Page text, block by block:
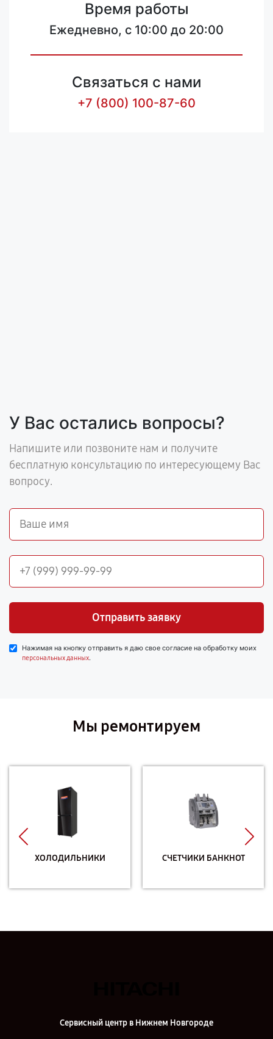
Время работы
Ежедневно, с 10:00 до 20:00
Связаться с нами
+7 (800) 100-87-60
У Вас остались вопросы?
Напишите или позвоните нам и получите
бесплатную консультацию по интересующему Вас
вопросу.
Отправить заявку
Нажимая на кнопку отправить я даю свое согласие на обработку моих
персональных данных.
Мы ремонтируем
ХОЛОДИЛЬНИКИ СЧЕТЧИКИ БАНКНОТ
Сервисный центр в Нижнем Новгороде